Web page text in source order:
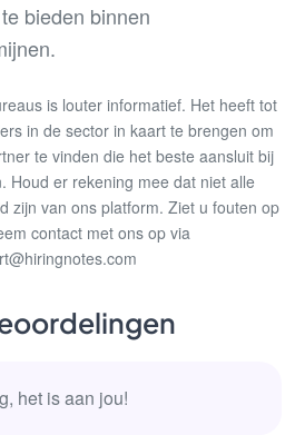
bieden binnen
is louter informatief. Het heeft tot
in de sector in kaart te brengen om
te vinden die het beste aansluit bij
Houd er rekening mee dat niet alle
zijn van ons platform. Ziet u fouten op
contact met ons op via
het is aan jou!